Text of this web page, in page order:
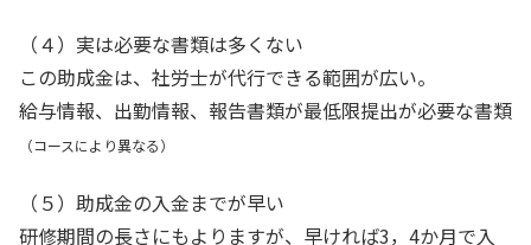
（４）実は必要な書類は多くない
この助成金は、社労士が代行できる範囲が広い。
給与情報、出勤情報、報告書類が最低限提出が必要な書類
（コースにより異なる）
（５）助成金の入金までが早い
研修期間の長さにもよりますが、早ければ3，4か月で入